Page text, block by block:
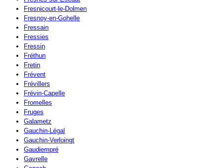
Fresnicourt-le-Dolmen
Fresnoy-en-Gohelle
Fressain
Fressies
Fressin
Fréthun
Fretin
Frévent
Frévillers
Frévin-Capelle
Fromelles
Fruges
Galametz
Gauchin-Légal
Gauchin-Verloingt
Gaudiempré
Gavrelle